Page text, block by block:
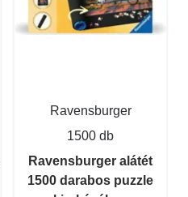
Ravensburger
1500 db
Ravensburger alátét
1500 darabos puzzle